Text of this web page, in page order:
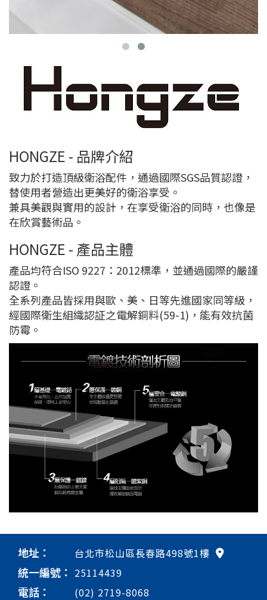
HONGZE - 品牌介紹
致力於打造頂級衛浴配件，通過國際SGS品質認證，
替使用者營造出更美好的衛浴享受。
兼具美觀與實用的設計，在享受衛浴的同時，也像是
在欣賞藝術品。
HONGZE - 產品主體
產品均符合ISO 9227：2012標準，並通過國際的嚴謹
認證。
全系列產品皆採用與歐、美、日等先進國家同等級，
經國際衛生組織認証之電解銅料(59-1)，能有效抗菌
防霉。
地址： 台北市松山區長春路498號1樓
統一編號： 25114439
電話： (02) 2719-8068